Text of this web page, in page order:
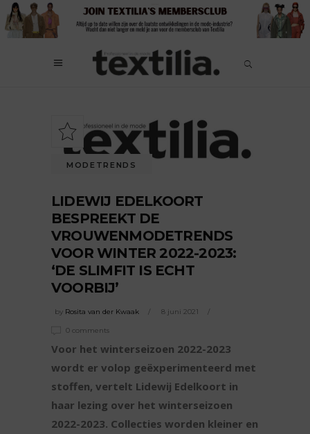
MODETRENDS
LIDEWIJ EDELKOORT
BESPREEKT DE
VROUWENMODETRENDS
VOOR WINTER 2022-2023:
‘DE SLIMFIT IS ECHT
VOORBIJ’
by Rosita van der Kwaak 8 juni 2021
0 comments
Voor het winterseizoen 2022-2023
wordt er volop geëxperimenteerd met
stoffen, vertelt Lidewij Edelkoort in
haar lezing over het winterseizoen
2022-2023. Collecties worden kleiner en